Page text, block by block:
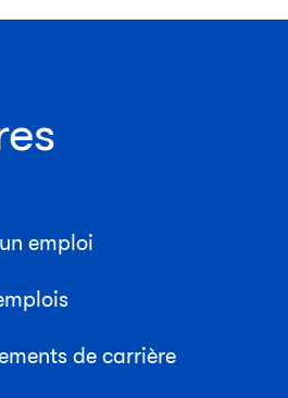
emploi
de carrière